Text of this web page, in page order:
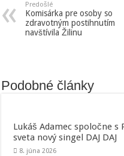
Predošlé
Komisárka pre osoby so
zdravotným postihnutím
navštívila Žilinu
Podobné články
Lukáš Adamec spoločne
sveta nový singel DAJ DAJ
8. júna 2026